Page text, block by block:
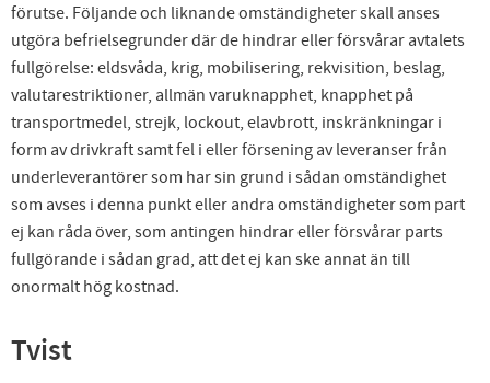
förutse. Följande och liknande omständigheter skall anses
utgöra befrielsegrunder där de hindrar eller försvårar avtalets
fullgörelse: eldsvåda, krig, mobilisering, rekvisition, beslag,
valutarestriktioner, allmän varuknapphet, knapphet på
transportmedel, strejk, lockout, elavbrott, inskränkningar i
form av drivkraft samt fel i eller försening av leveranser från
underleverantörer som har sin grund i sådan omständighet
som avses i denna punkt eller andra omständigheter som part
ej kan råda över, som antingen hindrar eller försvårar parts
fullgörande i sådan grad, att det ej kan ske annat än till
onormalt hög kostnad.
Tvist